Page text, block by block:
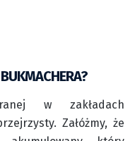
w zakładach
Załóżmy, że